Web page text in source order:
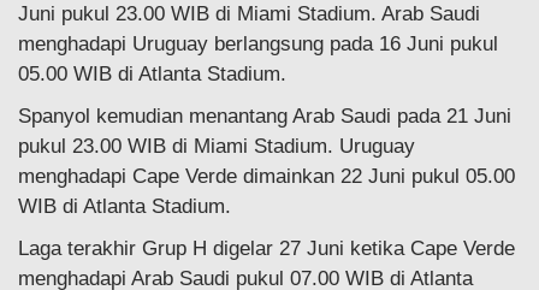
Juni pukul 23.00 WIB di Miami Stadium. Arab Saudi
menghadapi Uruguay berlangsung pada 16 Juni pukul
05.00 WIB di Atlanta Stadium.
Spanyol kemudian menantang Arab Saudi pada 21 Juni
pukul 23.00 WIB di Miami Stadium. Uruguay
menghadapi Cape Verde dimainkan 22 Juni pukul 05.00
WIB di Atlanta Stadium.
Laga terakhir Grup H digelar 27 Juni ketika Cape Verde
menghadapi Arab Saudi pukul 07.00 WIB di Atlanta